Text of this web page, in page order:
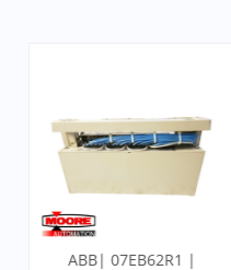
ABB| 07EB62R1 |